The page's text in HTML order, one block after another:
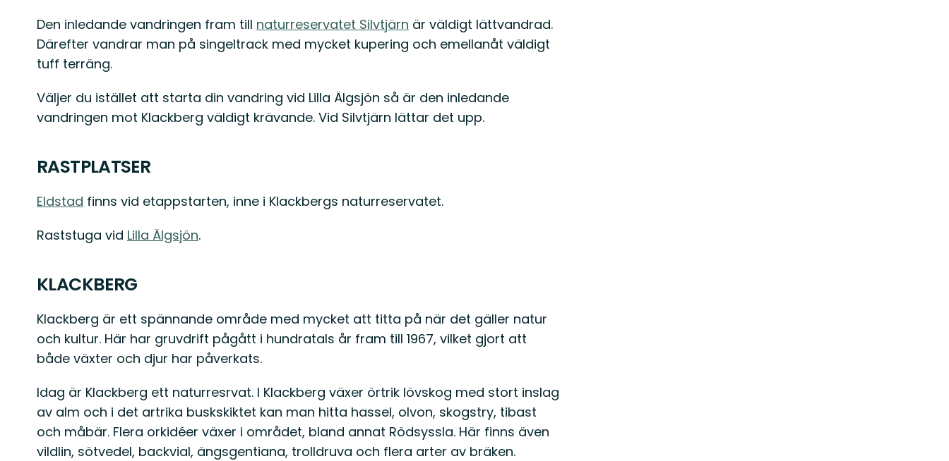
Den inledande vandringen fram till naturreservatet Silvtjärn är väldigt lättvandrad.
Därefter vandrar man på singeltrack med mycket kupering och emellanåt väldigt
tuff terräng.
Väljer du istället att starta din vandring vid Lilla Älgsjön så är den inledande
vandringen mot Klackberg väldigt krävande. Vid Silvtjärn lättar det upp.
RASTPLATSER
Eldstad finns vid etappstarten, inne i Klackbergs naturreservatet.
Raststuga vid Lilla Älgsjön.
KLACKBERG
Klackberg är ett spännande område med mycket att titta på när det gäller natur
och kultur. Här har gruvdrift pågått i hundratals år fram till 1967, vilket gjort att
både växter och djur har påverkats.
Idag är Klackberg ett naturresrvat. I Klackberg växer örtrik lövskog med stort inslag
av alm och i det artrika buskskiktet kan man hitta hassel, olvon, skogstry, tibast
och måbär. Flera orkidéer växer i området, bland annat Rödsyssla. Här finns även
vildlin, sötvedel, backvial, ängsgentiana, troll­druva och flera arter av bräken.